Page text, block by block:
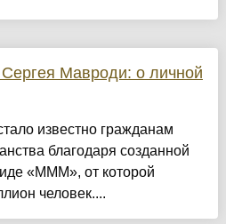
Мавроди: о личной
известно гражданам
благодаря созданной
«МММ», от которой
человек....